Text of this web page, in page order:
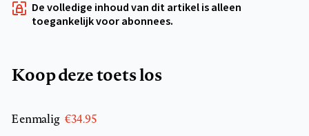
De volledige inhoud van dit artikel is alleen
toegankelijk voor abonnees.
Koop deze toets los
Eenmalig €34.95